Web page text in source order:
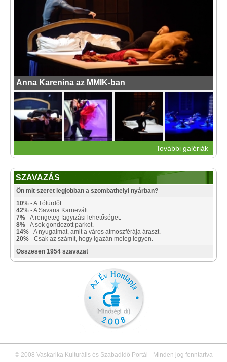
Anna Karenina az MMIK-ban
További galériák
SZAVAZÁS
Ön mit szeret legjobban a szombathelyi nyárban?
10% - A Tófürdőt.
42% - A Savaria Karnevált.
7% - A rengeteg fagyizási lehetőséget.
8% - A sok gondozott parkot.
14% - A nyugalmat, amit a város atmoszférája áraszt.
20% - Csak az számít, hogy igazán meleg legyen.
Összesen 1954 szavazat
© 2008 Vaskarika Kulturális és Szabadidő Portál - Minden jog fenntartva